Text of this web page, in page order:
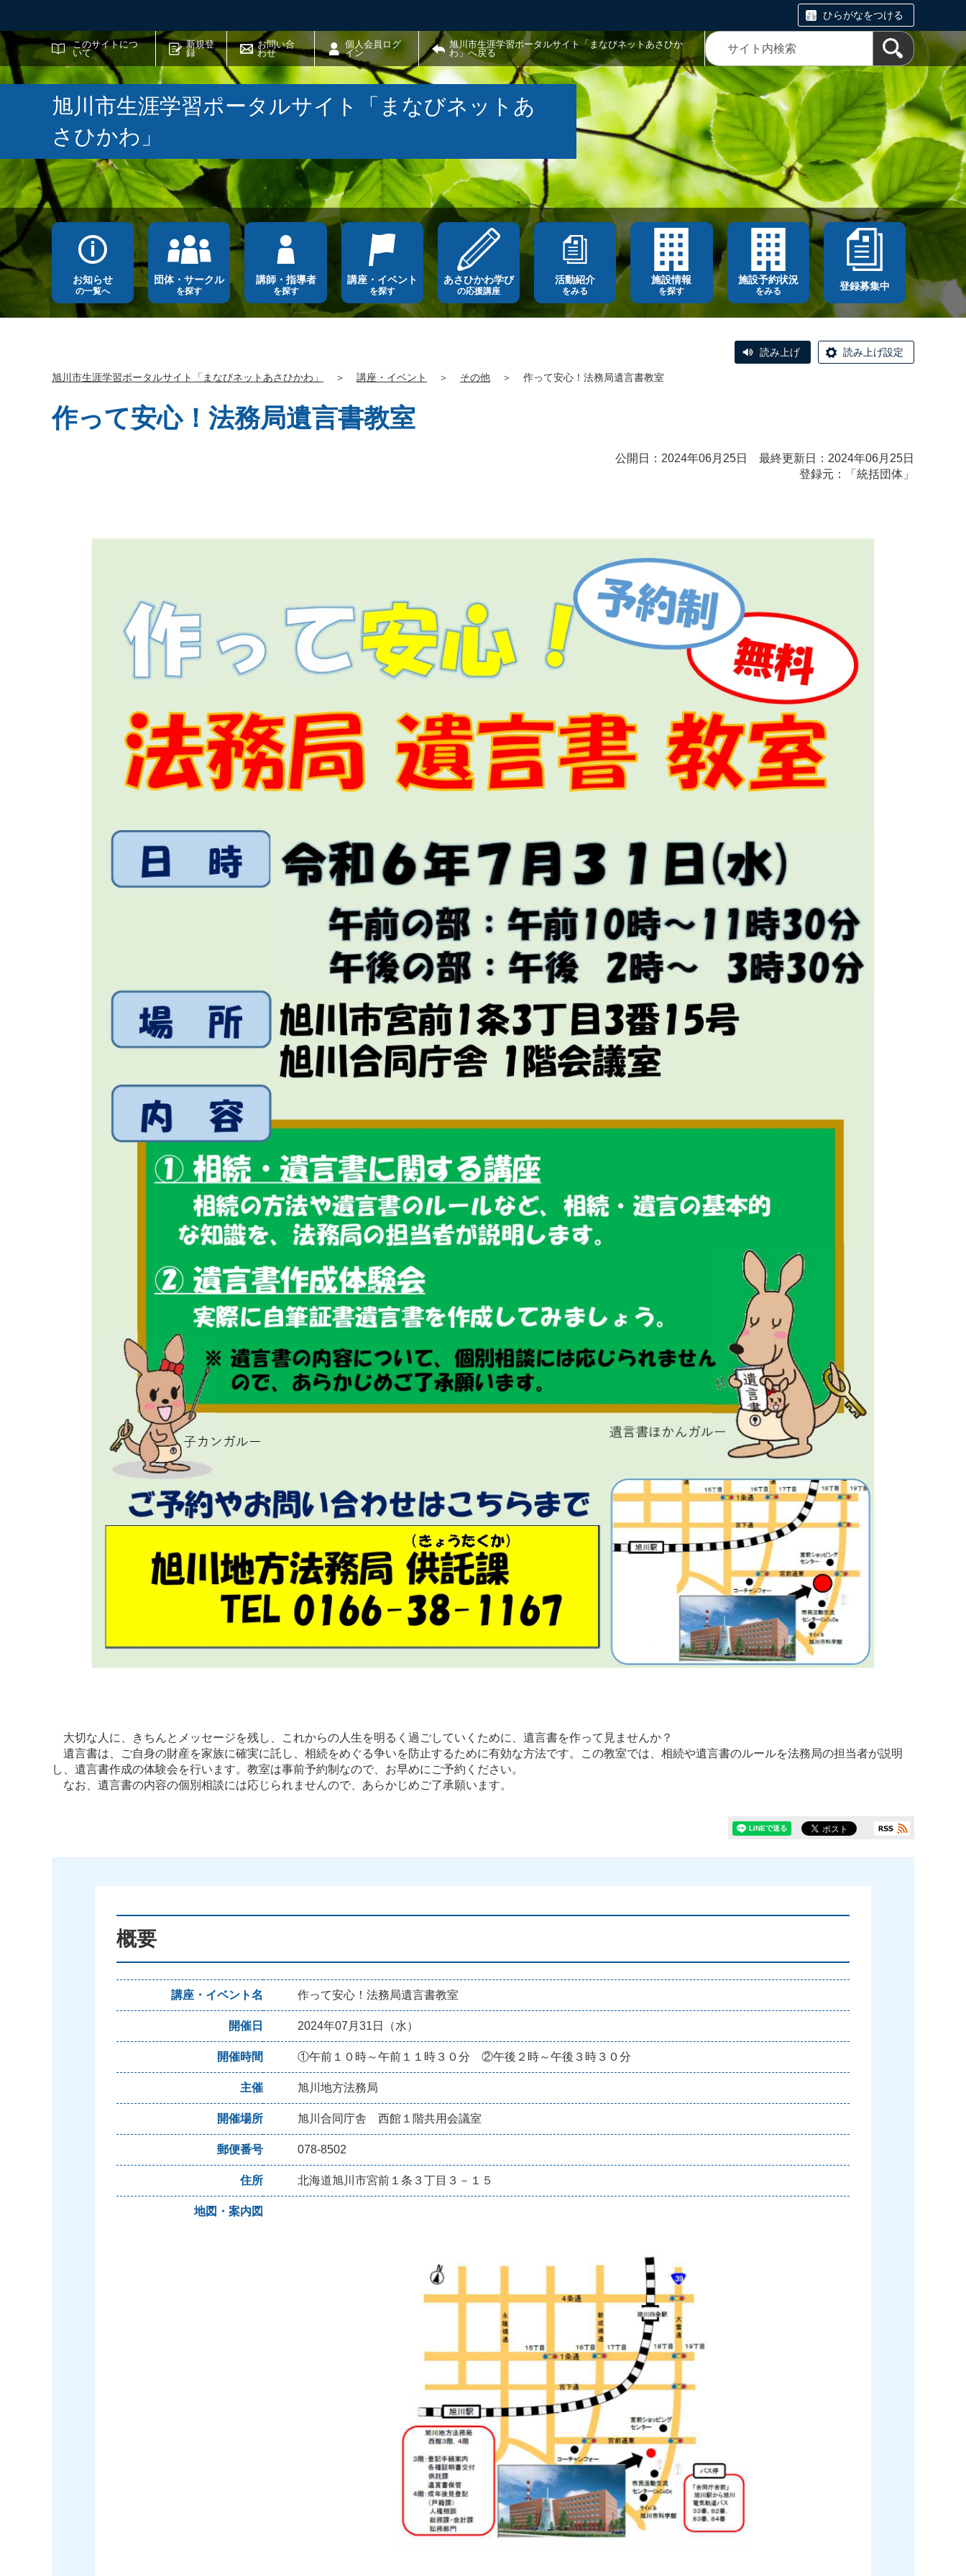
ひらがなをつける
このサイトにつ
いて
新規登
録
お問い合
わせ
個人会員ログ
イン
旭川市生涯学習ポータルサイト「まなびネットあさひか
わ」へ戻る
サイト内検索
旭川市生涯学習ポータルサイト「まなびネットあ
さひかわ」
お知らせ
の一覧へ
団体・サークル
を探す
講師・指導者
を探す
講座・イベント
を探す
あさひかわ学び
の応援講座
活動紹介
をみる
施設情報
を探す
施設予約状況
をみる 登録募集中
読み上げ 読み上げ設定
旭川市生涯学習ポータルサイト「まなびネットあさひかわ」 ＞ 講座・イベント ＞ その他 ＞ 作って安心！法務局遺言書教室
作って安心！法務局遺言書教室
公開日：2024年06月25日 最終更新日：2024年06月25日
登録元：「統括団体」
大切な人に、きちんとメッセージを残し、これからの人生を明るく過ごしていくために、遺言書を作って見ませんか？
遺言書は、ご自身の財産を家族に確実に託し、相続をめぐる争いを防止するために有効な方法です。この教室では、相続や遺言書のルールを法務局の担当者が説明
し、遺言書作成の体験会を行います。教室は事前予約制なので、お早めにご予約ください。
なお、遺言書の内容の個別相談には応じられませんので、あらかじめご了承願います。
概要
講座・イベント名 作って安心！法務局遺言書教室
開催日 2024年07月31日（水）
開催時間 ①午前１０時～午前１１時３０分 ②午後２時～午後３時３０分
主催 旭川地方法務局
開催場所 旭川合同庁舎 西館１階共用会議室
郵便番号 078-8502
住所 北海道旭川市宮前１条３丁目３－１５
地図・案内図